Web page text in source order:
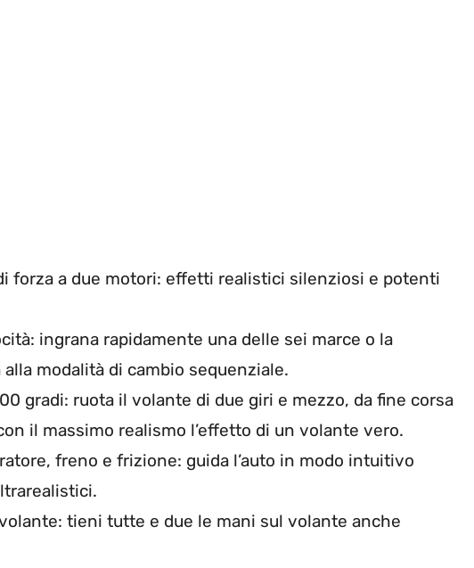
forza a due motori: effetti realistici silenziosi e potenti
ingrana rapidamente una delle sei marce o la
modalità di cambio sequenziale.
gradi: ruota il volante di due giri e mezzo, da fine corsa
il massimo realismo l’effetto di un volante vero.
freno e frizione: guida l’auto in modo intuitivo
tieni tutte e due le mani sul volante anche